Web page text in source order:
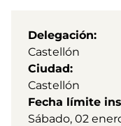
Delegación
Castellón
Ciudad
Castellón
Fecha límite
Sábado, 02